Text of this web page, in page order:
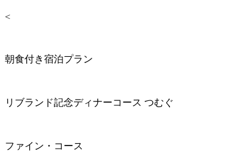
<
朝食付き宿泊プラン
リブランド記念ディナーコース つむぐ
ファイン・コース